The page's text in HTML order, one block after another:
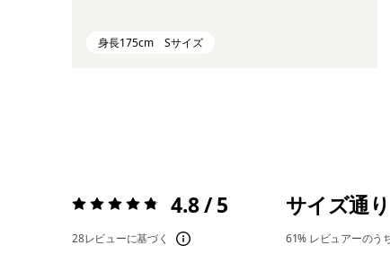
身長175cm Sサイズ
評価:4.8 / 5 4.8 / 5
28レビューに基づく
サイズ通り
61% レビュアーのう